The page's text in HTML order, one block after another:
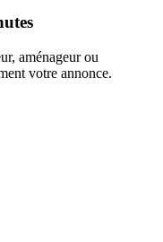
aménageur ou
votre annonce.